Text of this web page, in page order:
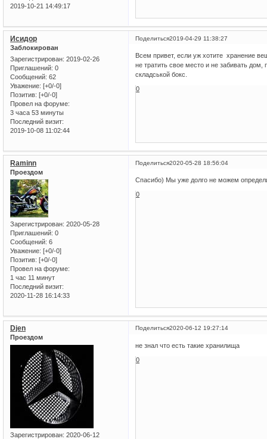
2019-10-21 14:49:17
Поделиться2019-04-29 11:38:27
Исидор
Заблокирован
Зарегистрирован: 2019-02-26
Приглашений: 0
Сообщений: 62
Уважение: [+0/-0]
Позитив: [+0/-0]
Провел на форуме:
3 часа 53 минуты
Последний визит:
2019-10-08 11:02:44
Всем привет, если уж хотите хранение
не тратить свое место и не забивать дом,
складськой бокс.
0
Поделиться2020-05-28 18:56:04
Raminn
Проездом
Зарегистрирован: 2020-05-28
Приглашений: 0
Сообщений: 6
Уважение: [+0/-0]
Позитив: [+0/-0]
Провел на форуме:
1 час 11 минут
Последний визит:
2020-11-28 16:14:33
Спасибо) Мы уже долго не можем
0
Поделиться2020-06-12 19:27:14
Djen
Проездом
Зарегистрирован: 2020-06-12
не знал что есть такие хранилища
0